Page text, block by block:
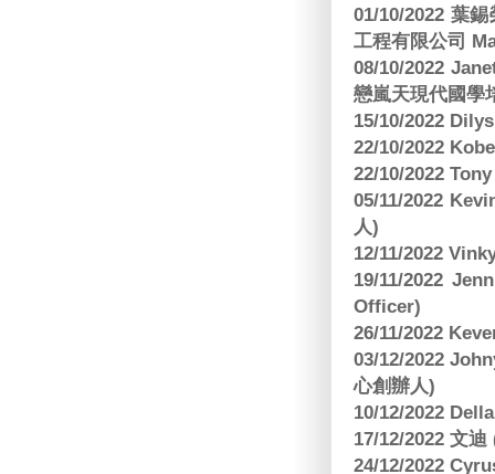
01/10/2022 葉
工程有限公司
08/10/2022
戀嵐天現代國學
15/10/2022
22/10/2022
22/10/2022
05/11/2022
人)
12/11/2022
19/11/2022
Officer)
26/11/2022
03/12/2022
心創辦人)
10/12/2022
17/12/2022 文
24/12/2022